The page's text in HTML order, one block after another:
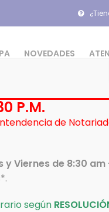
NOVEDADES
P.M.
de
y Viernes de 8:30 am
según